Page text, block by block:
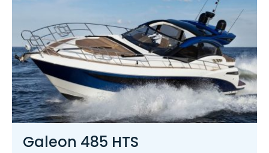
Galeon 485 HTS